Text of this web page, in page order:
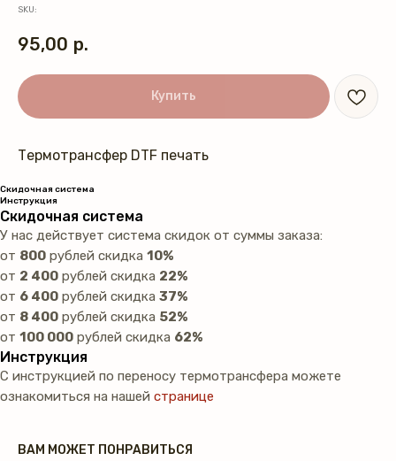
SKU:
95,00 р.
Купить
Термотрансфер DTF печать
Скидочная система
Инструкция
Скидочная система
У нас действует система скидок от суммы заказа:
от 800 рублей скидка 10%
от 2 400 рублей скидка 22%
от 6 400 рублей скидка 37%
от 8 400 рублей скидка 52%
от 100 000 рублей скидка 62%
Инструкция
С инструкцией по переносу термотрансфера можете
ознакомиться на нашей странице
ВАМ МОЖЕТ ПОНРАВИТЬСЯ